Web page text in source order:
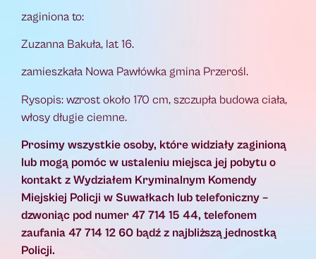
zaginiona to:
Zuzanna Bakuła, lat 16.
zamieszkała Nowa Pawłówka gmina Przerośl.
Rysopis: wzrost około 170 cm, szczupła budowa ciała,
włosy długie ciemne.
Prosimy wszystkie osoby, które widziały zaginioną
lub mogą pomóc w ustaleniu miejsca jej pobytu o
kontakt z Wydziałem Kryminalnym Komendy
Miejskiej Policji w Suwałkach lub telefoniczny –
dzwoniąc pod numer 47 714 15 44, telefonem
zaufania 47 714 12 60 bądź z najbliższą jednostką
Policji.